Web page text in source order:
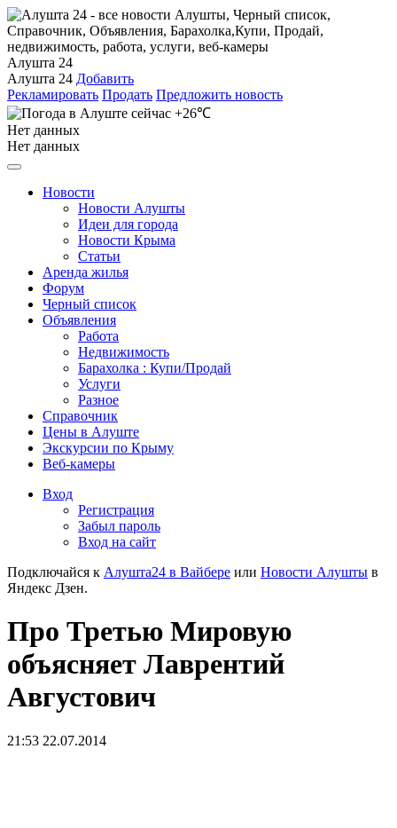
Алушта 24
Алушта 24 Добавить
Рекламировать Продать Предложить новость
+26℃
Нет данных
Нет данных
Новости
Новости Алушты
Идеи для города
Новости Крыма
Статьи
Аренда жилья
Форум
Черный список
Объявления
Работа
Недвижимость
Барахолка : Купи/Продай
Услуги
Разное
Справочник
Цены в Алуште
Экскурсии по Крыму
Веб-камеры
Вход
Регистрация
Забыл пароль
Вход на сайт
Подключайся к Алушта24 в Вайбере или Новости Алушты в
Яндекс Дзен.
Про Третью Мировую
объясняет Лаврентий
Августович
21:53 22.07.2014